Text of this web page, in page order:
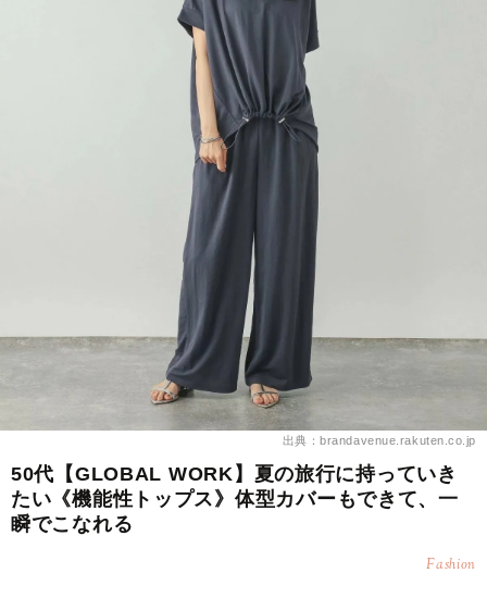
出典：brandavenue.rakuten.co.jp
50代【GLOBAL WORK】夏の旅行に持っていき
たい《機能性トップス》体型カバーもできて、一
瞬でこなれる
Fashion